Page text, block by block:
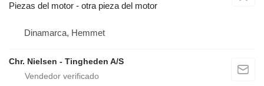
Piezas del motor - otra pieza del motor
Dinamarca, Hemmet
Chr. Nielsen - Tingheden A/S